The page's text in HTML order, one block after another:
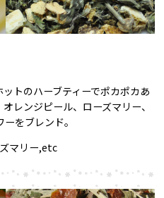
トのハーブティーでポカポカあ
レンジピール、ローズマリー、
をブレンド。
マリー,etc